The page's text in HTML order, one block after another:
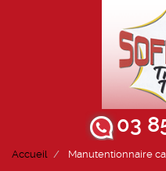
03
Accueil Manutentionnaire